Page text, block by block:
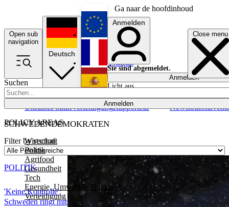
Ga naar de hoofdinhoud
Open sub
navigation
Close menu
Suchen
Anmelden
POLICY AREAS
Wirtschaft
Politik
Agrifood
Gesundheit
Tech
Energie, Umwelt & Transport
Verteidigung
UkrainePolitikVerteidigungRapporteur NewslettersEvents
Deutsch
English
Français
Anmelden
Sie sind abgemeldet.
Anmelden
Licht aus
SCHWEDENDEMOKRATEN
Filter by section
'Keine Kontrolle':
Schweden ringt mit
POLITIK